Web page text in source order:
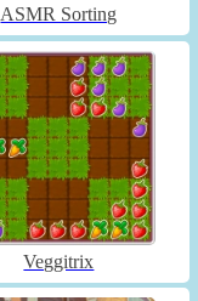
ASMR Sorting
Veggitrix